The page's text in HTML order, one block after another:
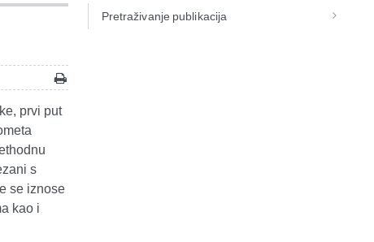
prvi put
s
se iznose
kao i
Pretraživanje publikacija